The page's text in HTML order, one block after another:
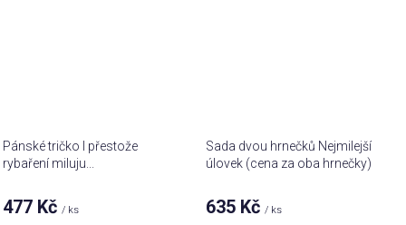
Pánské tričko I přestože
rybaření miluju...
477 Kč / ks
Sada dvou hrnečků Nejmilejší
úlovek (cena za oba hrnečky)
635 Kč / ks